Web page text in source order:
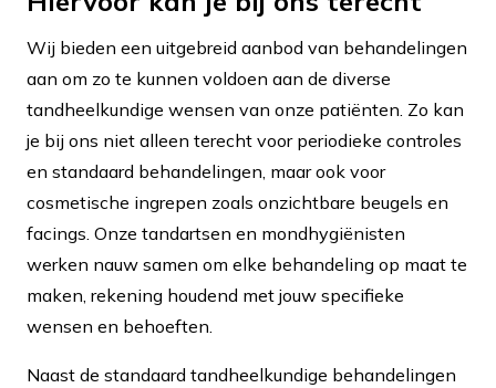
Wij bieden een uitgebreid aanbod van behandelingen
aan om zo te kunnen voldoen aan de diverse
tandheelkundige wensen van onze patiënten. Zo kan
je bij ons niet alleen terecht voor periodieke controles
en standaard behandelingen, maar ook voor
cosmetische ingrepen zoals onzichtbare beugels en
facings. Onze tandartsen en mondhygiënisten
werken nauw samen om elke behandeling op maat te
maken, rekening houdend met jouw specifieke
wensen en behoeften.
Naast de standaard tandheelkundige behandelingen